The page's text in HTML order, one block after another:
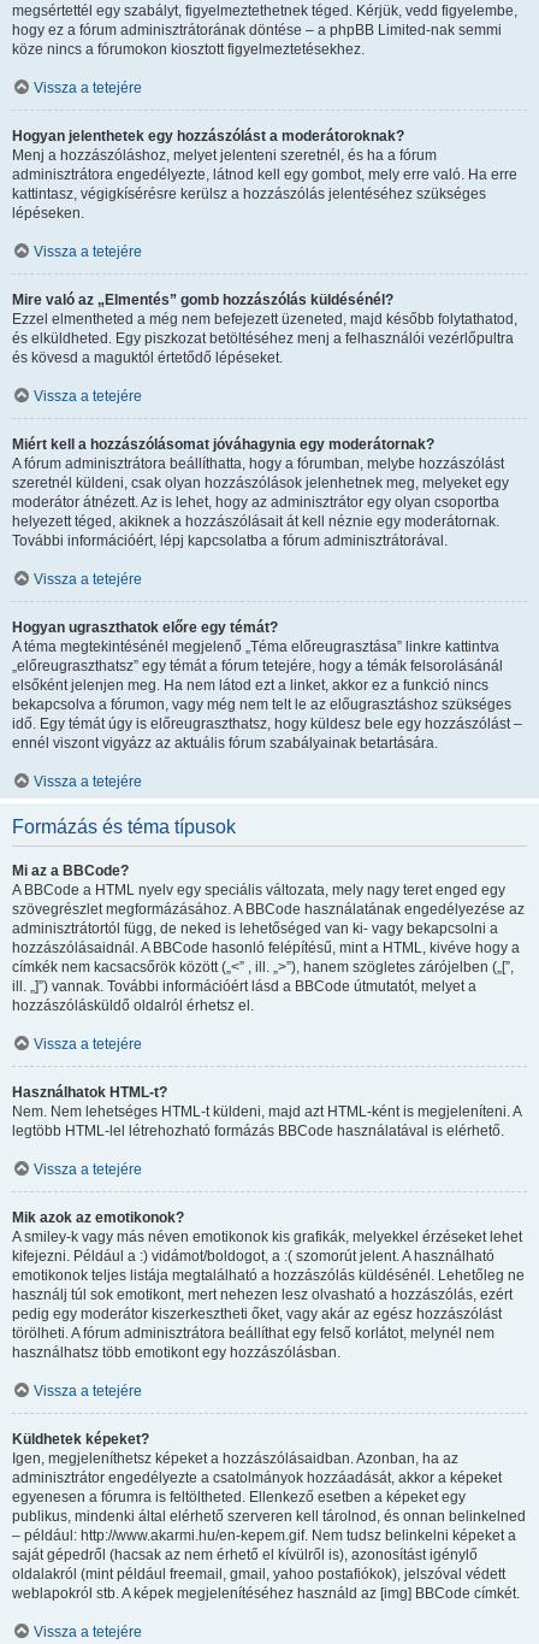
megsértettél egy szabályt, figyelmeztethetnek téged. Kérjük, vedd figyelembe,
hogy ez a fórum adminisztrátorának döntése – a phpBB Limited-nak semmi
köze nincs a fórumokon kiosztott figyelmeztetésekhez.
Vissza a tetejére
Hogyan jelenthetek egy hozzászólást a moderátoroknak?
Menj a hozzászóláshoz, melyet jelenteni szeretnél, és ha a fórum
adminisztrátora engedélyezte, látnod kell egy gombot, mely erre való. Ha erre
kattintasz, végigkísérésre kerülsz a hozzászólás jelentéséhez szükséges
lépéseken.
Vissza a tetejére
Mire való az „Elmentés” gomb hozzászólás küldésénél?
Ezzel elmentheted a még nem befejezett üzeneted, majd később folytathatod,
és elküldheted. Egy piszkozat betöltéséhez menj a felhasználói vezérlőpultra
és kövesd a maguktól értetődő lépéseket.
Vissza a tetejére
Miért kell a hozzászólásomat jóváhagynia egy moderátornak?
A fórum adminisztrátora beállíthatta, hogy a fórumban, melybe hozzászólást
szeretnél küldeni, csak olyan hozzászólások jelenhetnek meg, melyeket egy
moderátor átnézett. Az is lehet, hogy az adminisztrátor egy olyan csoportba
helyezett téged, akiknek a hozzászólásait át kell néznie egy moderátornak.
További információért, lépj kapcsolatba a fórum adminisztrátorával.
Vissza a tetejére
Hogyan ugraszthatok előre egy témát?
A téma megtekintésénél megjelenő „Téma előreugrasztása” linkre kattintva
„előreugraszthatsz” egy témát a fórum tetejére, hogy a témák felsorolásánál
elsőként jelenjen meg. Ha nem látod ezt a linket, akkor ez a funkció nincs
bekapcsolva a fórumon, vagy még nem telt le az előugrasztáshoz szükséges
idő. Egy témát úgy is előreugraszthatsz, hogy küldesz bele egy hozzászólást –
ennél viszont vigyázz az aktuális fórum szabályainak betartására.
Vissza a tetejére
Formázás és téma típusok
Mi az a BBCode?
A BBCode a HTML nyelv egy speciális változata, mely nagy teret enged egy
szövegrészlet megformázásához. A BBCode használatának engedélyezése az
adminisztrátortól függ, de neked is lehetőséged van ki- vagy bekapcsolni a
hozzászólásaidnál. A BBCode hasonló felépítésű, mint a HTML, kivéve hogy a
címkék nem kacsacsőrök között („<” , ill. „>”), hanem szögletes zárójelben („[”,
ill. „]”) vannak. További információért lásd a BBCode útmutatót, melyet a
hozzászólásküldő oldalról érhetsz el.
Vissza a tetejére
Használhatok HTML-t?
Nem. Nem lehetséges HTML-t küldeni, majd azt HTML-ként is megjeleníteni. A
legtöbb HTML-lel létrehozható formázás BBCode használatával is elérhető.
Vissza a tetejére
Mik azok az emotikonok?
A smiley-k vagy más néven emotikonok kis grafikák, melyekkel érzéseket lehet
kifejezni. Például a :) vidámot/boldogot, a :( szomorút jelent. A használható
emotikonok teljes listája megtalálható a hozzászólás küldésénél. Lehetőleg ne
használj túl sok emotikont, mert nehezen lesz olvasható a hozzászólás, ezért
pedig egy moderátor kiszerkesztheti őket, vagy akár az egész hozzászólást
törölheti. A fórum adminisztrátora beállíthat egy felső korlátot, melynél nem
használhatsz több emotikont egy hozzászólásban.
Vissza a tetejére
Küldhetek képeket?
Igen, megjeleníthetsz képeket a hozzászólásaidban. Azonban, ha az
adminisztrátor engedélyezte a csatolmányok hozzáadását, akkor a képeket
egyenesen a fórumra is feltöltheted. Ellenkező esetben a képeket egy
publikus, mindenki által elérhető szerveren kell tárolnod, és onnan belinkelned
– például: http://www.akarmi.hu/en-kepem.gif. Nem tudsz belinkelni képeket a
saját gépedről (hacsak az nem érhető el kívülről is), azonosítást igénylő
oldalakról (mint például freemail, gmail, yahoo postafiókok), jelszóval védett
weblapokról stb. A képek megjelenítéséhez használd az [img] BBCode címkét.
Vissza a tetejére